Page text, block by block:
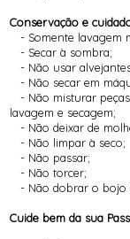
Conservação e
- Somente lavagem
- Secar à sombra;
- Não usar
- Não secar em
- Não misturar
lavagem e secagem;
- Não deixar de
- Não limpar à seco;
- Não passar;
- Não torcer;
- Não dobrar o bojo
Cuide bem da sua